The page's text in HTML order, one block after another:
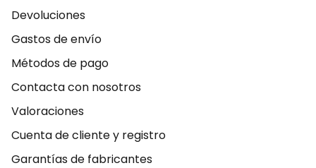
Devoluciones
Gastos de envío
Métodos de pago
Contacta con nosotros
Valoraciones
Cuenta de cliente y registro
Garantías de fabricantes